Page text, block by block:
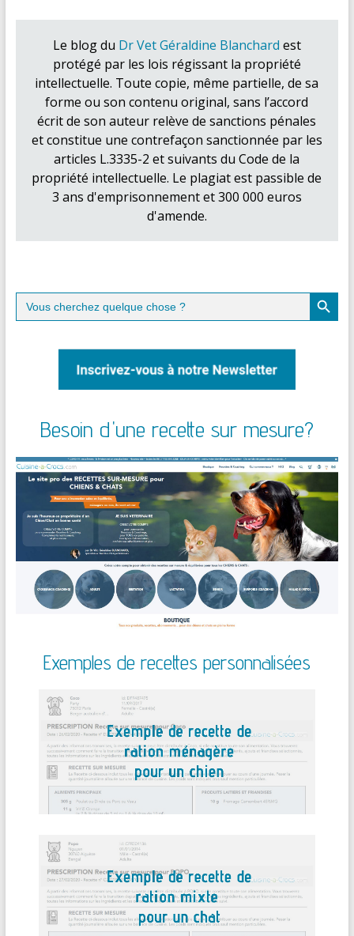
Le blog du Dr Vet Géraldine Blanchard est
protégé par les lois régissant la propriété
intellectuelle. Toute copie, même partielle, de sa
forme ou son contenu original, sans l’accord
écrit de son auteur relève de sanctions pénales
et constitue une contrefaçon sanctionnée par les
articles L.3335-2 et suivants du Code de la
propriété intellectuelle. Le plagiat est passible de
3 ans d'emprisonnement et 300 000 euros
d'amende.
Search
for:
Search Button
Besoin d'une recette sur mesure?
Exemples de recettes personnalisées